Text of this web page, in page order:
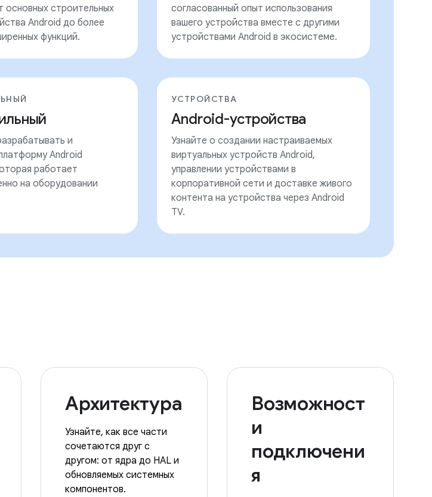
основных строительных
Android до более
функций.
согласованный опыт использования
вашего устройства вместе с другими
устройствами Android в экосистеме.
и
Android
работает
на оборудовании
УСТРОЙСТВА
Android-устройства
Узнайте о создании настраиваемых
виртуальных устройств Android,
управлении устройствами в
корпоративной сети и доставке живого
контента на устройства через Android
TV.
Архитектура
Узнайте, как все части
сочетаются друг с
другом: от ядра до HAL и
обновляемых системных
компонентов.
Возможност
и
подключени
я